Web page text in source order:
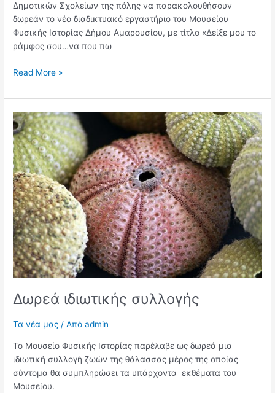
Δημοτικών Σχολείων της πόλης να παρακολουθήσουν
δωρεάν το νέο διαδικτυακό εργαστήριο του Μουσείου
Φυσικής Ιστορίας Δήμου Αμαρουσίου, με τίτλο «Δείξε μου το
ράμφος σου…να που πω
Read More »
Δωρεά ιδιωτικής συλλογής
Τα νέα μας / Απόadmin
Το Μουσείο Φυσικής Ιστορίας παρέλαβε ως δωρεά μια
ιδιωτική συλλογή ζωών της θάλασσας μέρος της οποίας
σύντομα θα συμπληρώσει τα υπάρχοντα εκθέματα του
Μουσείου.
Δωρεά
ιδιωτικής
συλλογής